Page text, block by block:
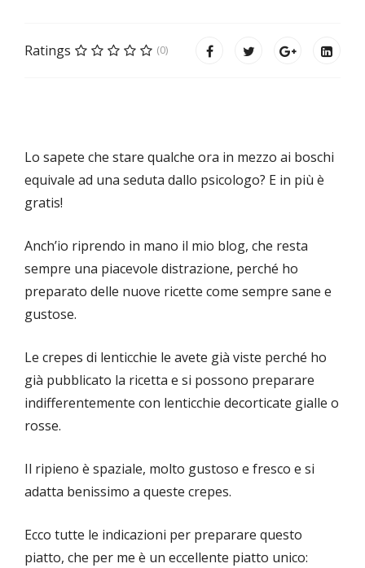
Ratings (0)
Lo sapete che stare qualche ora in mezzo ai boschi
equivale ad una seduta dallo psicologo? E in più è
gratis!
Anch’io riprendo in mano il mio blog, che resta
sempre una piacevole distrazione, perché ho
preparato delle nuove ricette come sempre sane e
gustose.
Le crepes di lenticchie le avete già viste perché ho
già pubblicato la ricetta e si possono preparare
indifferentemente con lenticchie decorticate gialle o
rosse.
Il ripieno è spaziale, molto gustoso e fresco e si
adatta benissimo a queste crepes.
Ecco tutte le indicazioni per preparare questo
piatto, che per me è un eccellente piatto unico: